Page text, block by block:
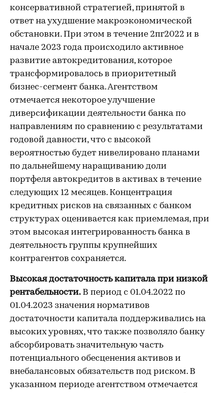
консервативной стратегией, принятой в
ответ на ухудшение макроэкономической
обстановки. При этом в течение 2пг2022 и в
начале 2023 года происходило активное
развитие автокредитования, которое
трансформировалось в приоритетный
бизнес-сегмент банка. Агентством
отмечается некоторое улучшение
диверсификации деятельности банка по
направлениям по сравнению с результатами
годовой давности, что с высокой
вероятностью будет нивелировано планами
по дальнейшему наращиванию доли
портфеля автокредитов в активах в течение
следующих 12 месяцев. Концентрация
кредитных рисков на связанных с банком
структурах оценивается как приемлемая, при
этом высокая интегрированность банка в
деятельность группы крупнейших
контрагентов сохраняется.
Высокая достаточность капитала при низкой
рентабельности. В период с 01.04.2022 по
01.04.2023 значения нормативов
достаточности капитала поддерживались на
высоких уровнях, что также позволяло банку
абсорбировать значительную часть
потенциального обесценения активов и
внебалансовых обязательств под риском. В
указанном периоде агентством отмечается